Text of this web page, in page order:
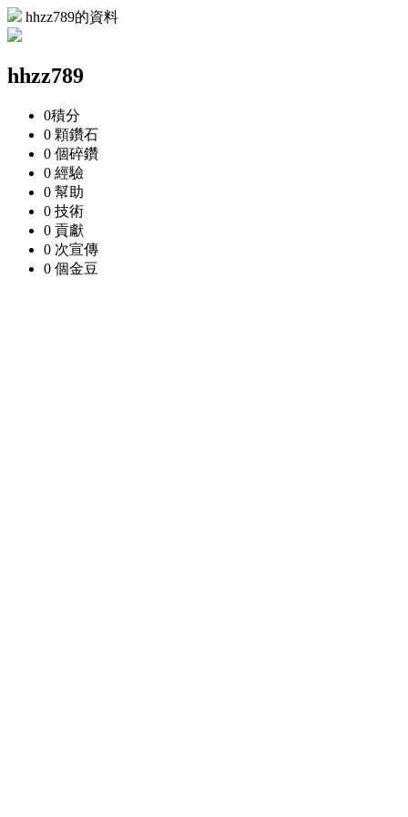
hhzz789的資料
hhzz789
0積分
0 顆鑽石
0 個碎鑽
0 經驗
0 幫助
0 技術
0 貢獻
0 次宣傳
0 個金豆